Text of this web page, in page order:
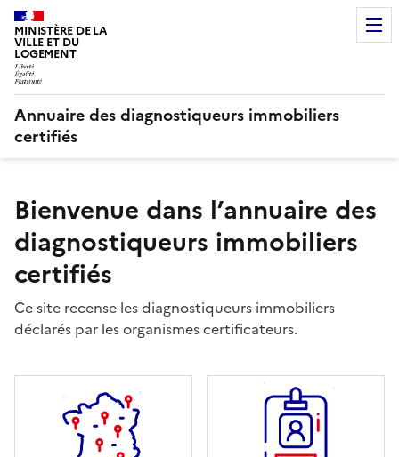
MINISTÈRE DE LA
VILLE ET DU
LOGEMENT
Annuaire des diagnostiqueurs immobiliers
certifiés
Bienvenue dans l’annuaire des
diagnostiqueurs immobiliers
certifiés
Ce site recense les diagnostiqueurs immobiliers
déclarés par les organismes certificateurs.